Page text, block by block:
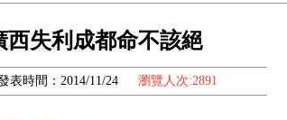
失利成都命不該絕
表時間：2014/11/24 瀏覽人次:2891